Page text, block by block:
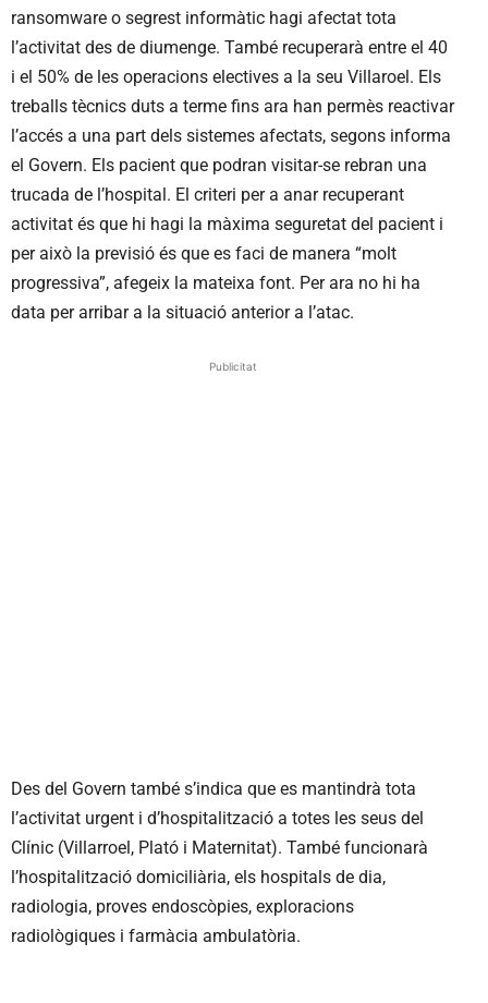
ransomware o segrest informàtic hagi afectat tota
l’activitat des de diumenge. També recuperarà entre el 40
i el 50% de les operacions electives a la seu Villaroel. Els
treballs tècnics duts a terme fins ara han permès reactivar
l’accés a una part dels sistemes afectats, segons informa
el Govern. Els pacient que podran visitar-se rebran una
trucada de l’hospital. El criteri per a anar recuperant
activitat és que hi hagi la màxima seguretat del pacient i
per això la previsió és que es faci de manera “molt
progressiva”, afegeix la mateixa font. Per ara no hi ha
data per arribar a la situació anterior a l’atac.
Publicitat
Des del Govern també s’indica que es mantindrà tota
l’activitat urgent i d’hospitalització a totes les seus del
Clínic (Villarroel, Plató i Maternitat). També funcionarà
l’hospitalització domiciliària, els hospitals de dia,
radiologia, proves endoscòpies, exploracions
radiològiques i farmàcia ambulatòria.